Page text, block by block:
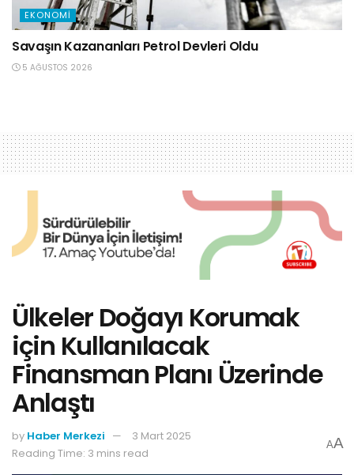
EKONOMI
Savaşın Kazananları Petrol Devleri Oldu
5 AĞUSTOS 2026
Ülkeler Doğayı Korumak
için Kullanılacak
Finansman Planı Üzerinde
Anlaştı
by Haber Merkezi
3 Mart 2025
Reading Time: 3 mins read
AA